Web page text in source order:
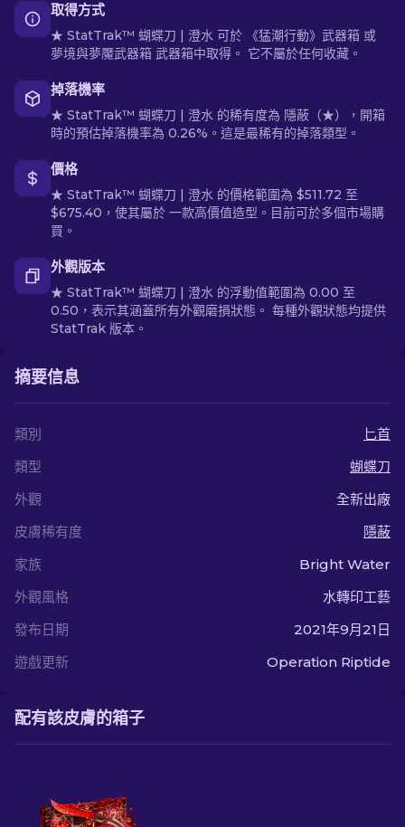
取得方式
★ StatTrak™ 蝴蝶刀 | 澄水 可於 《猛潮行動》武器箱 或
夢境與夢魘武器箱 武器箱中取得。 它不屬於任何收藏。
掉落機率
★ StatTrak™ 蝴蝶刀 | 澄水 的稀有度為 隱蔽（★），開箱
時的預估掉落機率為 0.26%。這是最稀有的掉落類型。
價格
★ StatTrak™ 蝴蝶刀 | 澄水 的價格範圍為 $511.72 至
$675.40，使其屬於 一款高價值造型。目前可於多個市場購
買。
外觀版本
★ StatTrak™ 蝴蝶刀 | 澄水 的浮動值範圍為 0.00 至
0.50，表示其涵蓋所有外觀磨損狀態。 每種外觀狀態均提供
StatTrak 版本。
摘要信息
類別
匕首
類型
蝴蝶刀
外觀
全新出廠
皮膚稀有度
隱蔽
家族
Bright Water
外觀風格
水轉印工藝
發布日期
2021年9月21日
遊戲更新
Operation Riptide
配有該皮膚的箱子